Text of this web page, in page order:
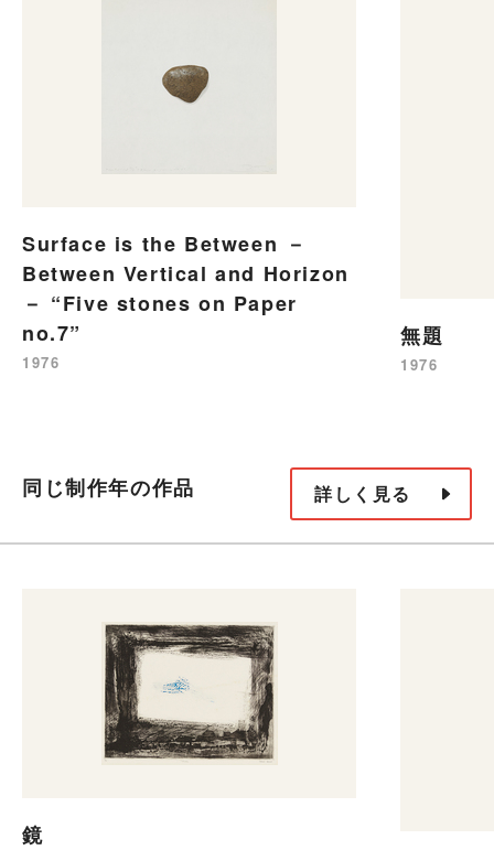
Surface is the Between －
Between Vertical and Horizon
－ “Five stones on Paper
no.7”
1976
無題
1976
同じ制作年の作品 詳しく見る
鏡